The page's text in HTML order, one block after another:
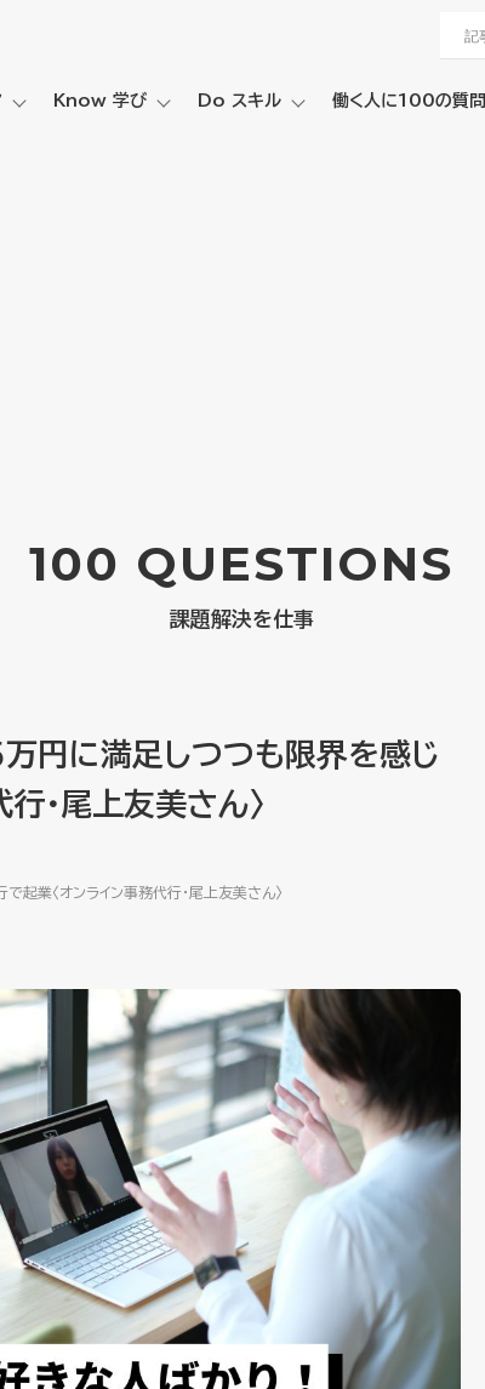
Know 学び Do スキル 働く人に100の質問
100 QUESTIONS
課題解決を仕事
円に満足しつつも限界を感じ
・尾上友美さん〉
業〈オンライン事務代行・尾上友美さん〉